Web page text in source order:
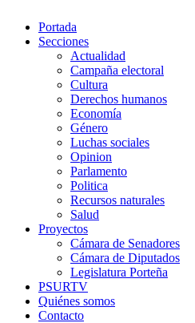
Portada
Secciones
Actualidad
Campaña electoral
Cultura
Derechos humanos
Economía
Género
Luchas sociales
Opinion
Parlamento
Politica
Recursos naturales
Salud
Proyectos
Cámara de Senadores
Cámara de Diputados
Legislatura Porteña
PSURTV
Quiénes somos
Contacto